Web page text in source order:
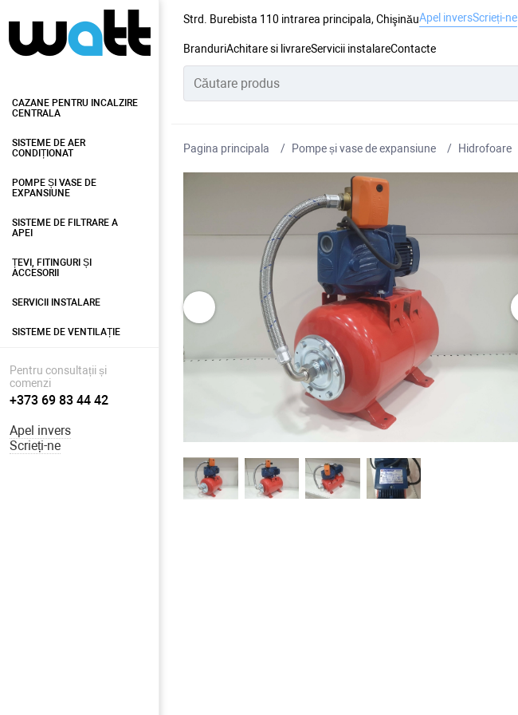
Strd. Burebista 110 intrarea principala, ChişinăuApel inversScrieți-ne
BranduriAchitare si livrareServicii instalareContacte
CAZANE PENTRU INCALZIRE
CENTRALA
SISTEME DE AER
CONDIȚIONAT
POMPE ȘI VASE DE
EXPANSIUNE
SISTEME DE FILTRARE A
APEI
ȚEVI, FITINGURI ȘI
ACCESORII
SERVICII INSTALARE
SISTEME DE VENTILAȚIE
Pentru consultații și
comenzi
+373 69 83 44 42
Apel invers
Scrieți-ne
Pagina principala Pompe și vase de expansiune Hidrofoare